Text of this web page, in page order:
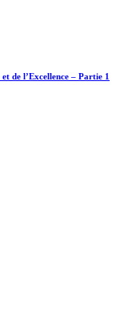
de l’Excellence – Partie 1